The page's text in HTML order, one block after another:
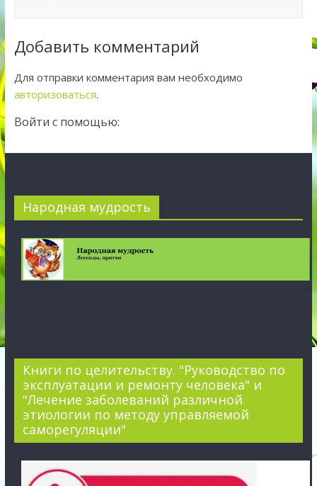
Добавить комментарий
Для отправки комментария вам необходимо
авторизоваться.
Войти с помощью:
Народная мудрость
Книги по целительству. "Руководство по
эксплуатации и ремонту человека" и
"Лечение заболеваний различной
этиологии по методу управляемой
саморегуляции"